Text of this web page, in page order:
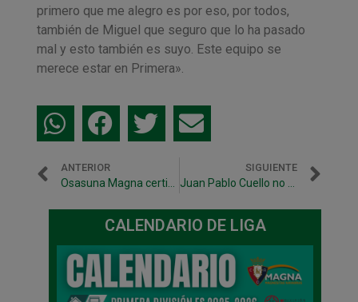
primero que me alegro es por eso, por todos,
también de Miguel que seguro que lo ha pasado
mal y esto también es suyo. Este equipo se
merece estar en Primera».
ANTERIOR SIGUIENTE
CALENDARIO DE LIGA